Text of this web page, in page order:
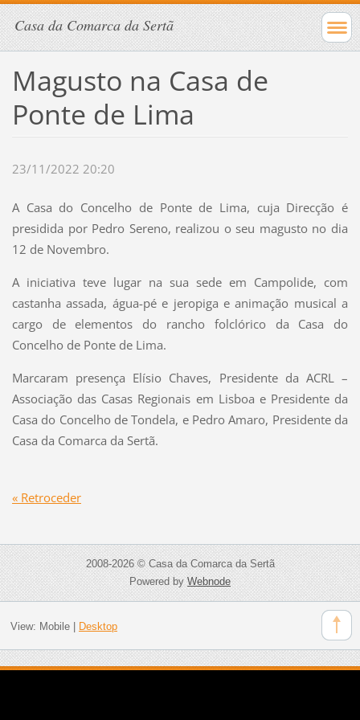
Casa da Comarca da Sertã
Magusto na Casa de
Ponte de Lima
23/11/2022 20:20
A Casa do Concelho de Ponte de Lima, cuja Direcção é
presidida por Pedro Sereno, realizou o seu magusto no dia
12 de Novembro.
A iniciativa teve lugar na sua sede em Campolide, com
castanha assada, água-pé e jeropiga e animação musical a
cargo de elementos do rancho folclórico da Casa do
Concelho de Ponte de Lima.
Marcaram presença Elísio Chaves, Presidente da ACRL –
Associação das Casas Regionais em Lisboa e Presidente da
Casa do Concelho de Tondela, e Pedro Amaro, Presidente da
Casa da Comarca da Sertã.
« Retroceder
2008-2026 © Casa da Comarca da Sertã
Powered byWebnode
View: Mobile| Desktop